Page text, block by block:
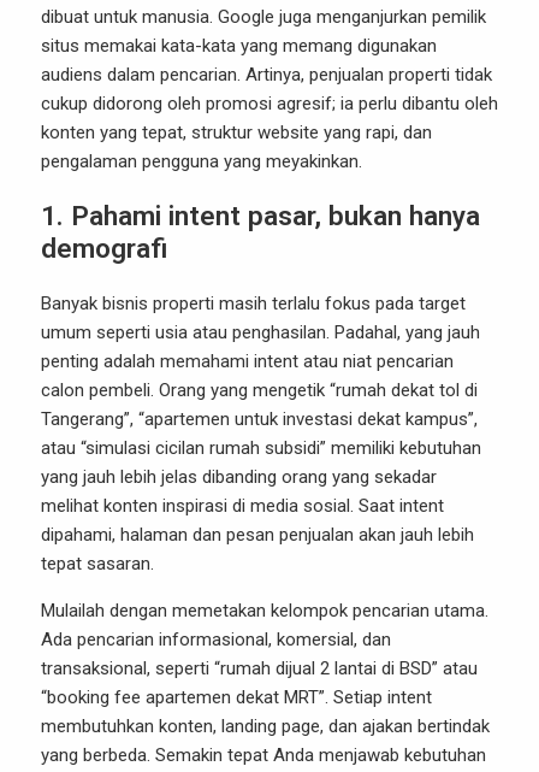
dibuat untuk manusia. Google juga menganjurkan pemilik
situs memakai kata-kata yang memang digunakan
audiens dalam pencarian. Artinya, penjualan properti tidak
cukup didorong oleh promosi agresif; ia perlu dibantu oleh
konten yang tepat, struktur website yang rapi, dan
pengalaman pengguna yang meyakinkan.
1. Pahami intent pasar, bukan hanya
demografi
Banyak bisnis properti masih terlalu fokus pada target
umum seperti usia atau penghasilan. Padahal, yang jauh
penting adalah memahami intent atau niat pencarian
calon pembeli. Orang yang mengetik “rumah dekat tol di
Tangerang”, “apartemen untuk investasi dekat kampus”,
atau “simulasi cicilan rumah subsidi” memiliki kebutuhan
yang jauh lebih jelas dibanding orang yang sekadar
melihat konten inspirasi di media sosial. Saat intent
dipahami, halaman dan pesan penjualan akan jauh lebih
tepat sasaran.
Mulailah dengan memetakan kelompok pencarian utama.
Ada pencarian informasional, komersial, dan
transaksional, seperti “rumah dijual 2 lantai di BSD” atau
“booking fee apartemen dekat MRT”. Setiap intent
membutuhkan konten, landing page, dan ajakan bertindak
yang berbeda. Semakin tepat Anda menjawab kebutuhan